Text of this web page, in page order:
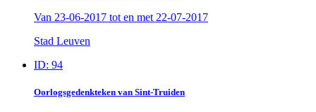
Van 23-06-2017 tot en met 22-07-2017
Stad Leuven
ID: 94
Oorlogsgedenkteken van Sint-Truiden